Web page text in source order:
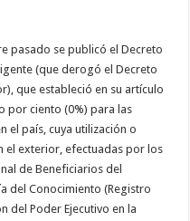
pasado se publicó el Decreto
(que derogó el Decreto
que estableció en su artículo
por ciento (0%) para las
el país, cuya utilización o
el exterior, efectuadas por los
de Beneficiarios del
del Conocimiento (Registro
del Poder Ejecutivo en la